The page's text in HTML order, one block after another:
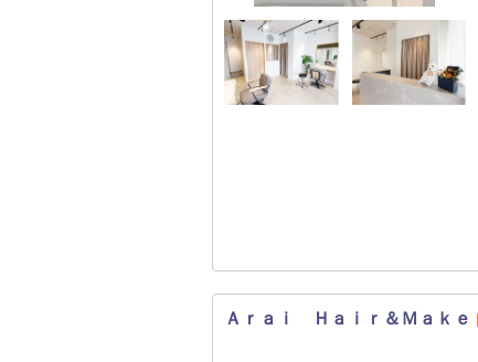
Ａｒａｉ Ｈａｉｒ＆Ｍａｋｅ